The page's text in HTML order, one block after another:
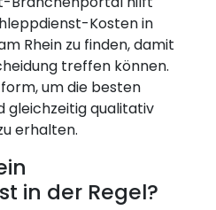
Kosten in
Rhein zu finden, damit
treffen können.
um die besten
gleichzeitig qualitativ
erhalten.
in der Regel?